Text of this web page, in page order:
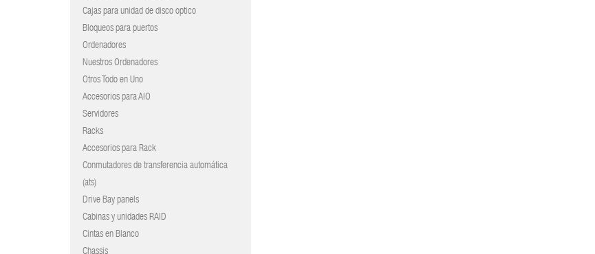
Cajas para unidad de disco optico
Bloqueos para puertos
Ordenadores
Nuestros Ordenadores
Otros Todo en Uno
Accesorios para AIO
Servidores
Racks
Accesorios para Rack
Conmutadores de transferencia automática
(ats)
Drive Bay panels
Cabinas y unidades RAID
Cintas en Blanco
Chassis